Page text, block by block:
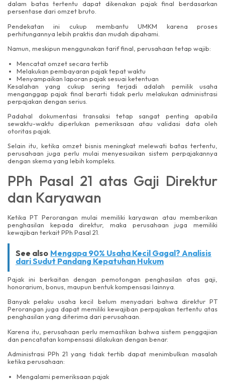
dalam batas tertentu dapat dikenakan pajak final berdasarkan
persentase dari omzet bruto.
Pendekatan ini cukup membantu UMKM karena proses
perhitungannya lebih praktis dan mudah dipahami.
Namun, meskipun menggunakan tarif final, perusahaan tetap wajib:
Mencatat omzet secara tertib
Melakukan pembayaran pajak tepat waktu
Menyampaikan laporan pajak sesuai ketentuan
Kesalahan yang cukup sering terjadi adalah pemilik usaha
menganggap pajak final berarti tidak perlu melakukan administrasi
perpajakan dengan serius.
Padahal dokumentasi transaksi tetap sangat penting apabila
sewaktu-waktu diperlukan pemeriksaan atau validasi data oleh
otoritas pajak.
Selain itu, ketika omzet bisnis meningkat melewati batas tertentu,
perusahaan juga perlu mulai menyesuaikan sistem perpajakannya
dengan skema yang lebih kompleks.
PPh Pasal 21 atas Gaji Direktur
dan Karyawan
Ketika PT Perorangan mulai memiliki karyawan atau memberikan
penghasilan kepada direktur, maka perusahaan juga memiliki
kewajiban terkait PPh Pasal 21.
See also Mengapa 90% Usaha Kecil Gagal? Analisis
dari Sudut Pandang Kepatuhan Hukum
Pajak ini berkaitan dengan pemotongan penghasilan atas gaji,
honorarium, bonus, maupun bentuk kompensasi lainnya.
Banyak pelaku usaha kecil belum menyadari bahwa direktur PT
Perorangan juga dapat memiliki kewajiban perpajakan tertentu atas
penghasilan yang diterima dari perusahaan.
Karena itu, perusahaan perlu memastikan bahwa sistem penggajian
dan pencatatan kompensasi dilakukan dengan benar.
Administrasi PPh 21 yang tidak tertib dapat menimbulkan masalah
ketika perusahaan:
Mengalami pemeriksaan pajak